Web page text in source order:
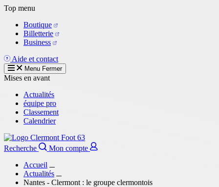
Aller
contenu
principal
Top menu
Boutique
Billetterie
Business
Aide et contact
Menu Fermer
Mises en avant
Actualités
équipe pro
Classement
Calendrier
Recherche
Mon compte
Accueil
Actualités
Nantes - Clermont : le groupe clermontois